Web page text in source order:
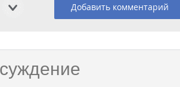
Добавить комментарий